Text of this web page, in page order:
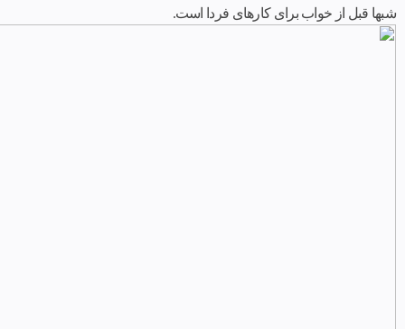
شبها قبل از خواب برای کارهای فردا است.